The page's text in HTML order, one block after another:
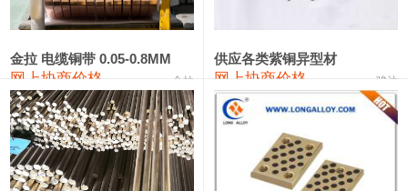
R410A专用紫铜管 113,700—113,700
铸造铝合金锭(A380） 26,300—26,500 26,400 100
铝合金ADC12 24,200—24,400 100
铸造铝合金锭(ZL102) 24,300—24,500 24,400
金拉 电缆铜带 0.05-0.8MM
网上协商价格 金拉
供应各类紫铜异型材
网上协商价格 骏达